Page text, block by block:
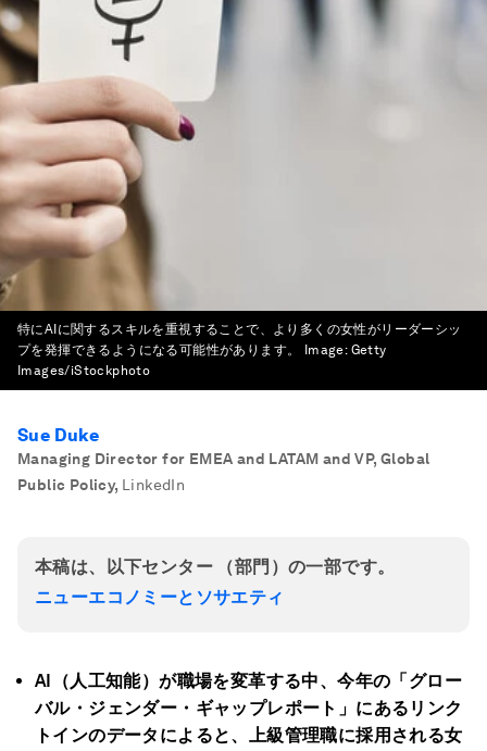
特にAIに関するスキルを重視することで、より多くの女性がリーダーシッ
プを発揮できるようになる可能性があります。
Image: Getty
Images/iStockphoto
Sue Duke
Managing Director for EMEA and LATAM and VP, Global
Public Policy, LinkedIn
本稿は、以下センター （部門）の一部です。
ニューエコノミーとソサエティ
AI （人工知能）が職場を変革する中、今年の「グロー
バル・ジェンダー・ギャップレポート」にあるリンク
トインのデータによると、上級管理職に採用される女